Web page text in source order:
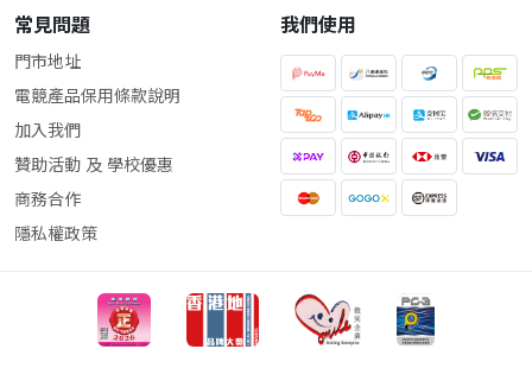
常見問題
門市地址
電競產品保用條款說明
加入我們
贊助活動 及 學校優惠
商務合作
隱私權政策
我們使用